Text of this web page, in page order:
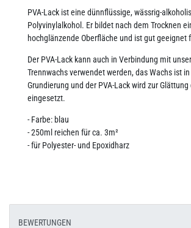
PVA-Lack ist eine dünnflüssige, wässrig-
Polyvinylalkohol. Er bildet nach dem Trocknen
hochglänzende Oberfläche und ist gut geeignet
Der PVA-Lack kann auch in Verbindung mit
Trennwachs verwendet werden, das Wachs ist
Grundierung und der PVA-Lack wird zur
eingesetzt.
- Farbe: blau
- 250ml reichen für ca. 3m²
- für Polyester- und Epoxidharz
BEWERTUNGEN